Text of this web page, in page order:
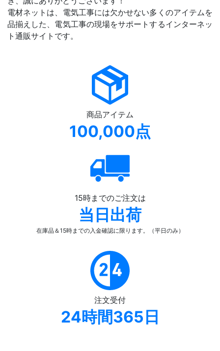
電材ネットは、電気工事には欠かせない多くのアイテムを
品揃えした、電気工事の現場をサポートするインターネッ
ト通販サイトです。
商品アイテム
100,000点
15時までのご注文は
当日出荷
在庫品＆15時までの入金確認に限ります。（平日のみ）
注文受付
24時間365日